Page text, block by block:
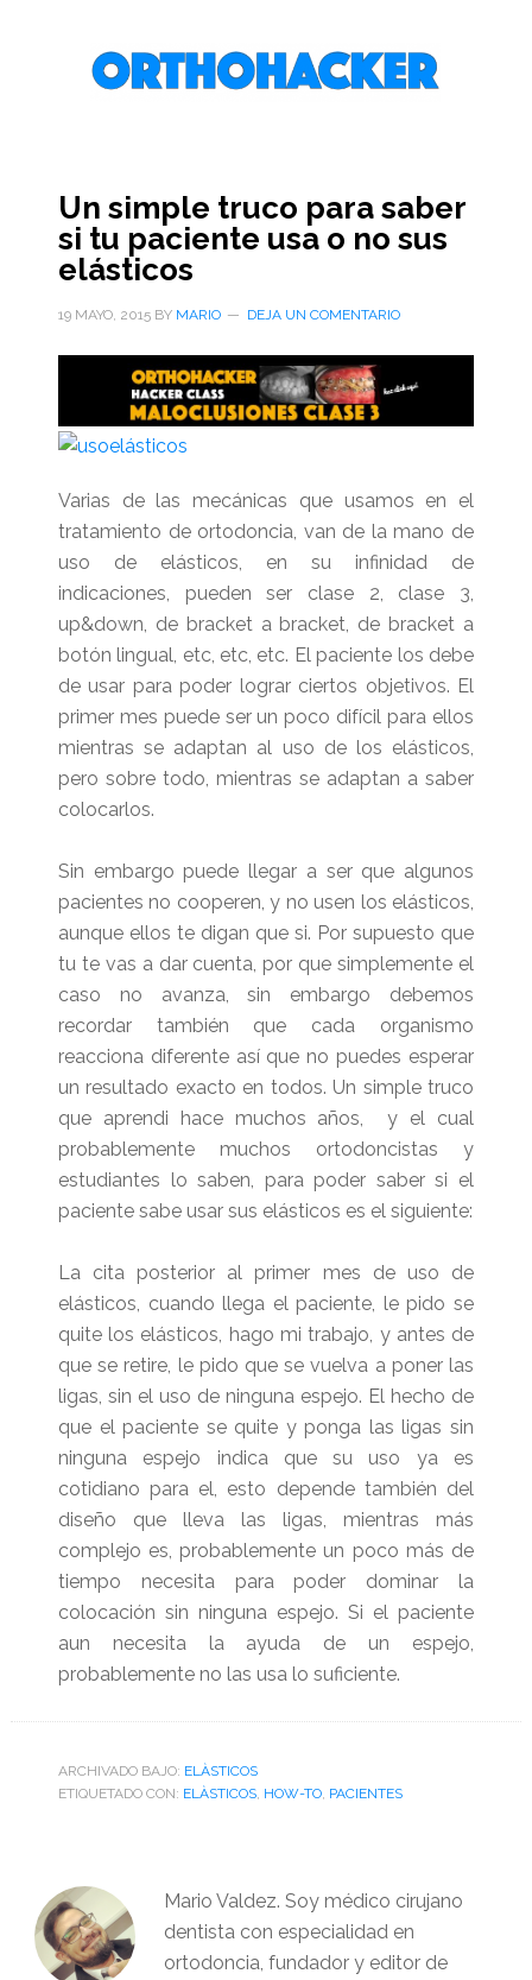
Un simple truco para saber
si tu paciente usa o no sus
elásticos
19 MAYO, 2015BY MARIO DEJA UN COMENTARIO
Varias de las mecánicas que usamos en el
tratamiento de ortodoncia, van de la mano de
uso de elásticos, en su infinidad de
indicaciones, pueden ser clase 2, clase 3,
up&down, de bracket a bracket, de bracket a
botón lingual, etc, etc, etc. El paciente los debe
de usar para poder lograr ciertos objetivos. El
primer mes puede ser un poco difícil para ellos
mientras se adaptan al uso de los elásticos,
pero sobre todo, mientras se adaptan a saber
colocarlos.
Sin embargo puede llegar a ser que algunos
pacientes no cooperen, y no usen los elásticos,
aunque ellos te digan que si. Por supuesto que
tu te vas a dar cuenta, por que simplemente el
caso no avanza, sin embargo debemos
recordar también que cada organismo
reacciona diferente así que no puedes esperar
un resultado exacto en todos. Un simple truco
que aprendi hace muchos años, y el cual
probablemente muchos ortodoncistas y
estudiantes lo saben, para poder saber si el
paciente sabe usar sus elásticos es el siguiente:
La cita posterior al primer mes de uso de
elásticos, cuando llega el paciente, le pido se
quite los elásticos, hago mi trabajo, y antes de
que se retire, le pido que se vuelva a poner las
ligas, sin el uso de ninguna espejo. El hecho de
que el paciente se quite y ponga las ligas sin
ninguna espejo indica que su uso ya es
cotidiano para el, esto depende también del
diseño que lleva las ligas, mientras más
complejo es, probablemente un poco más de
tiempo necesita para poder dominar la
colocación sin ninguna espejo. Si el paciente
aun necesita la ayuda de un espejo,
probablemente no las usa lo suficiente.
ARCHIVADO BAJO: ELÀSTICOS
ETIQUETADO CON: ELÀSTICOS, HOW-TO, PACIENTES
Mario Valdez. Soy médico cirujano
dentista con especialidad en
ortodoncia, fundador y editor de